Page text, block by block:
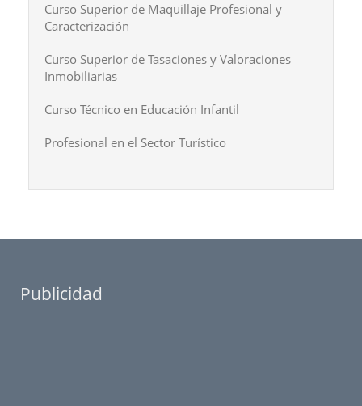
Curso Superior de Maquillaje Profesional y
Caracterización
Curso Superior de Tasaciones y Valoraciones
Inmobiliarias
Curso Técnico en Educación Infantil
Profesional en el Sector Turístico
Publicidad